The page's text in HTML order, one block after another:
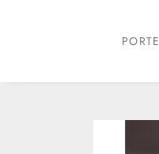
PORTE